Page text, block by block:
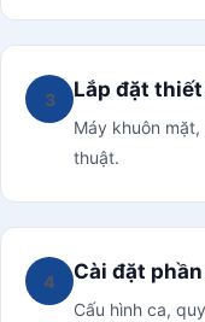
3 Lắp đặt
Máy khuôn
thuật.
4 Cài đặt
Cấu hình ca,